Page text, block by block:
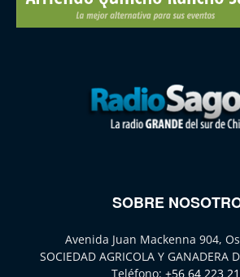
SOBRE
Avenida Juan Mackenna 904,
SOCIEDAD AGRICOLA Y GANADERA
Teléfono: +56 64 223